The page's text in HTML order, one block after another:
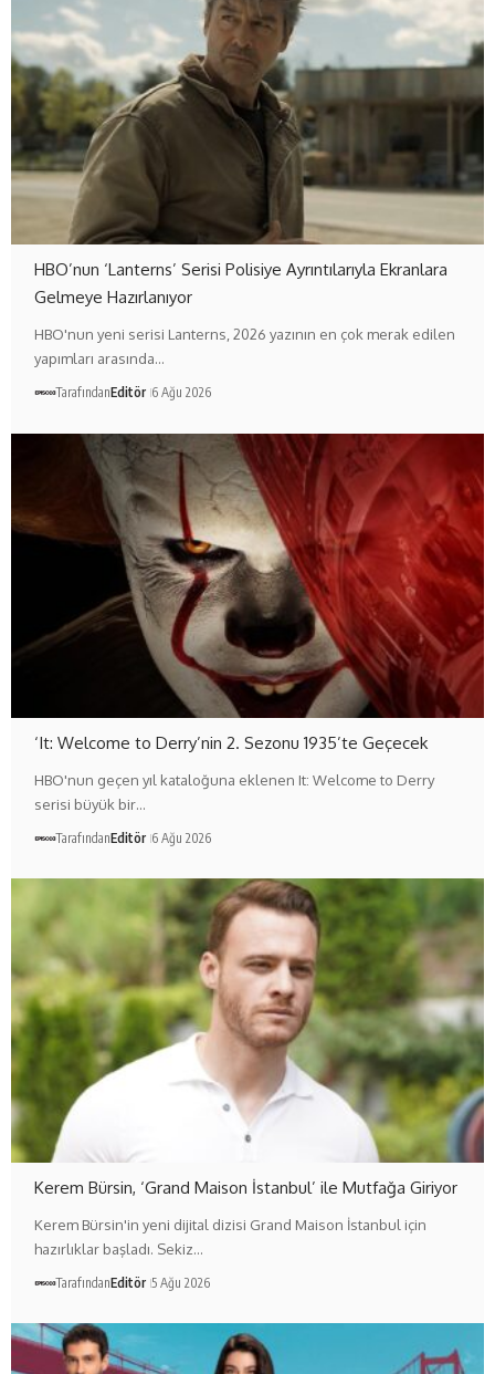
HBO’nun ‘Lanterns’ Serisi Polisiye Ayrıntılarıyla Ekranlara
Gelmeye Hazırlanıyor
HBO'nun yeni serisi Lanterns, 2026 yazının en çok merak edilen
yapımları arasında…
TarafındanEditör 6 Ağu 2026
‘It: Welcome to Derry’nin 2. Sezonu 1935’te Geçecek
HBO'nun geçen yıl kataloğuna eklenen It: Welcome to Derry
serisi büyük bir…
TarafındanEditör 6 Ağu 2026
Kerem Bürsin, ‘Grand Maison İstanbul’ ile Mutfağa Giriyor
Kerem Bürsin'in yeni dijital dizisi Grand Maison İstanbul için
hazırlıklar başladı. Sekiz…
TarafındanEditör 5 Ağu 2026